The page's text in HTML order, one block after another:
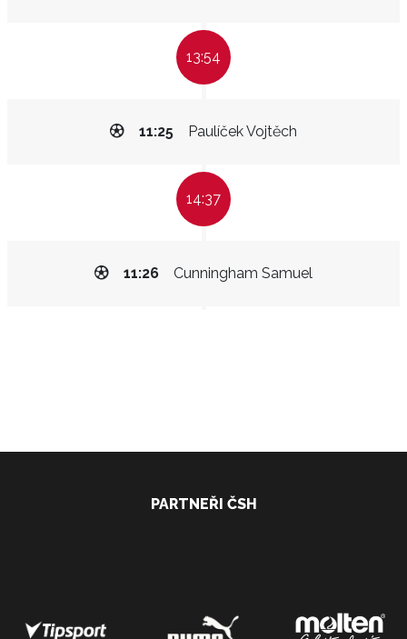
13:54
Paulíček Vojtěch
11:25
14:37
Cunningham Samuel
11:26
PARTNEŘI ČSH